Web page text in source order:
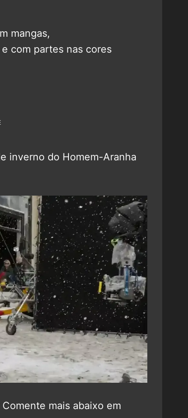
mangas,
com partes nas cores
inverno do Homem-Aranha
mais abaixo em